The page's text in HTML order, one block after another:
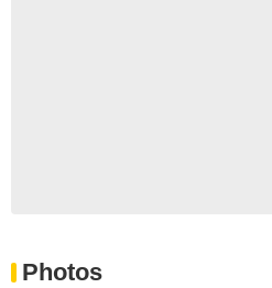
Photos